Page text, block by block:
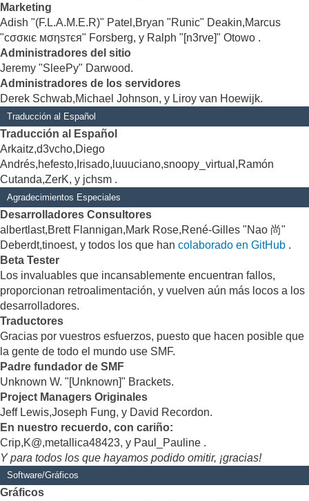
Marketing
Adish "(F.L.A.M.E.R)" Patel,Bryan "Runic" Deakin,Marcus
"cσσкιє мσηѕтєя" Forsberg, y Ralph "[n3rve]" Otowo .
Administradores del sitio
Jeremy "SleePy" Darwood.
Administradores de los servidores
Derek Schwab,Michael Johnson, y Liroy van Hoewijk.
Traducción al Español
Traducción al Español
Arkaitz,d3vcho,Diego
Andrés,hefesto,Irisado,luuuciano,snoopy_virtual,Ramón
Cutanda,ZerK, y jchsm .
Agradecimientos Especiales
Desarrolladores Consultores
albertlast,Brett Flannigan,Mark Rose,René-Gilles "Nao 尚"
Deberdt,tinoest, y todos los que han colaborado en GitHub .
Beta Tester
Los invaluables que incansablemente encuentran fallos,
proporcionan retroalimentación, y vuelven aún más locos a los
desarrolladores.
Traductores
Gracias por vuestros esfuerzos, puesto que hacen posible que
la gente de todo el mundo use SMF.
Padre fundador de SMF
Unknown W. "[Unknown]" Brackets.
Project Managers Originales
Jeff Lewis,Joseph Fung, y David Recordon.
En nuestro recuerdo, con cariño:
Crip,K@,metallica48423, y Paul_Pauline .
Y para todos los que hayamos podido omitir, ¡gracias!
Software/Gráficos
Gráficos